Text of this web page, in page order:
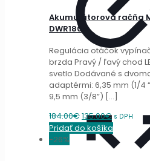
Akumulátorová račňa
DWR180Z
Regulácia otáčok
brzda Pravý / ľavý chod
svetlo Dodávané s
adaptérmi: 6,35 mm (1/4
9,5 mm (3/8”) […]
184.00€Original
price
was:
184.00€.
135.00€Current
price
is:
135.00€.
s DPH
Pridať do košíka
-26%